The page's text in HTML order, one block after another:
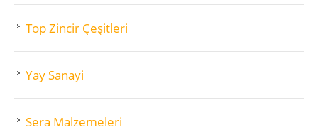
Top Zincir Çeşitleri
Yay Sanayi
Sera Malzemeleri